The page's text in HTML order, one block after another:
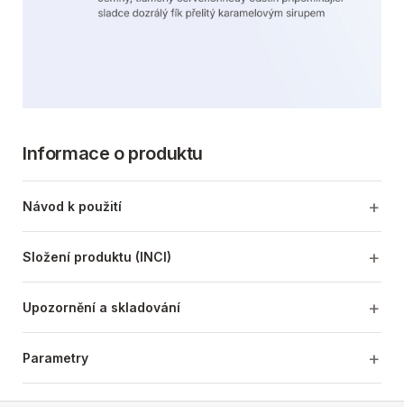
Informace o produktu
Návod k použití
Složení produktu (INCI)
Upozornění a skladování
Parametry